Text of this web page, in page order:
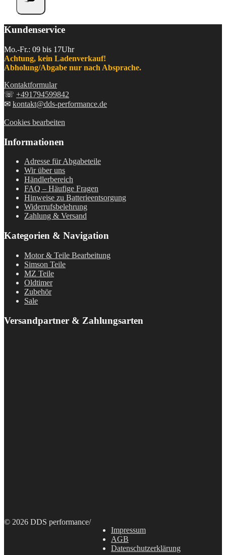
Kundenservice
Mo.-Fr.: 09 bis 17Uhr
Achtung, kein Ladenverkauf!
Abholung/Abgabe nur nach Absprache.
Kontaktformular
☏ +491794599842
✉ kontakt@dds-performance.de
Cookies bearbeiten
Informationen
Adresse für Abgabeteile
Wir über uns
Händlerbereich
FAQ – Häufige Fragen
Hinweise zu Batterieentsorgung
Widerrufsbelehrung
Zahlung & Versand
Kategorien & Navigation
Motor & Teile Bearbeitung
Simson Teile
MZ Teile
Oldtimer
Zubehör
Sale
Versandpartner & Zahlungsarten
© 2026 DDS performance/
Impressum
AGB
Datenschutzerklärung